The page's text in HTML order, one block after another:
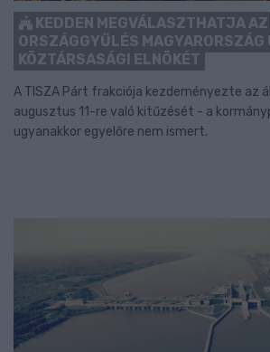
KEDDEN MEGVÁLASZTHATJA AZ
ORSZÁGGYŰLÉS MAGYARORSZÁG
KÖZTÁRSASÁGI ELNÖKÉT
A TISZA Párt frakciója kezdeményezte az
augusztus 11-re való kitűzését - a
ugyanakkor egyelőre nem ismert.